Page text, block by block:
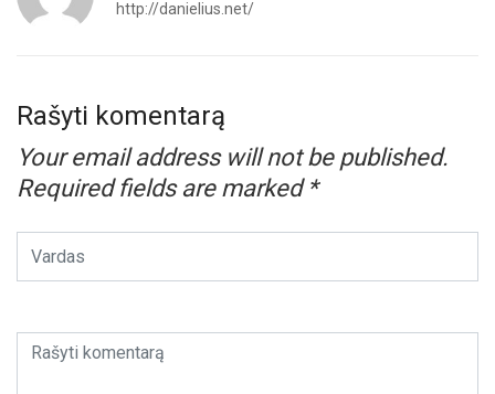
http://danielius.net/
Rašyti komentarą
Your email address will not be published.
Required fields are marked *